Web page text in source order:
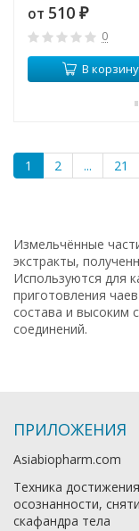
от 510 ₽
0
В корзину
1 2 ... 21
Измельчённые
экстракты,
Используются для
приготовления
состава и высоким
соединений.
ПРИЛОЖЕНИЯ
Asiabiopharm.com
Техника достижения
осознанности,
скафандра тела